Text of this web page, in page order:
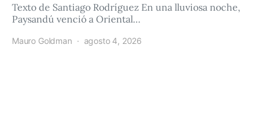
Texto de Santiago Rodríguez En una lluviosa noche,
Paysandú venció a Oriental…
Mauro Goldman agosto 4, 2026